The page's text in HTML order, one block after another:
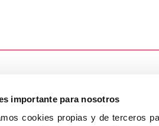
importante para nosotros
cookies propias y de terceros